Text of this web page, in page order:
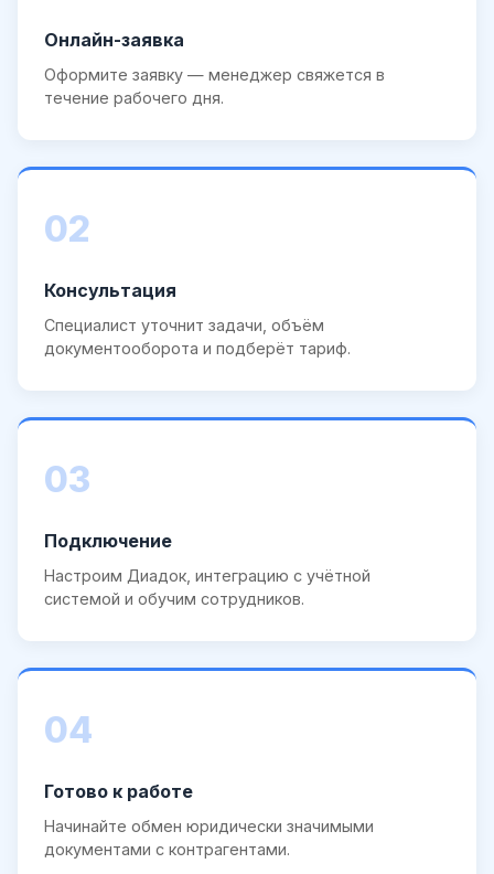
Онлайн-заявка
Оформите заявку — менеджер свяжется в
течение рабочего дня.
02
Консультация
Специалист уточнит задачи, объём
документооборота и подберёт тариф.
03
Подключение
Настроим Диадок, интеграцию с учётной
системой и обучим сотрудников.
04
Готово к работе
Начинайте обмен юридически значимыми
документами с контрагентами.